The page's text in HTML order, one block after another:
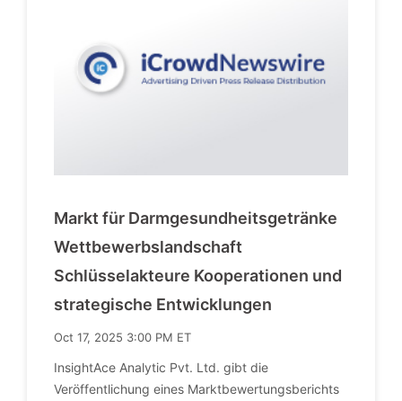
Markt für Darmgesundheitsgetränke
Wettbewerbslandschaft
Schlüsselakteure Kooperationen und
strategische Entwicklungen
Oct 17, 2025 3:00 PM ET
InsightAce Analytic Pvt. Ltd. gibt die
Veröffentlichung eines Marktbewertungsberichts